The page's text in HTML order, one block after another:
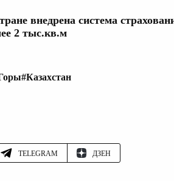
внедрена система
2 тыс.кв.м
#Казахстан
TELEGRAM ДЗЕН